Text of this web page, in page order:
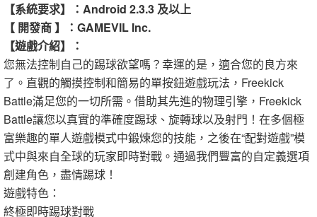
【系統要求】：Android 2.3.3 及以上
【 開發商 】：GAMEVIL Inc.
【遊戲介紹】：
您無法控制自己的踢球欲望嗎？幸運的是，適合您的良方來
了。直觀的觸摸控制和簡易的單按鈕遊戲玩法，Freekick
Battle滿足您的一切所需。借助其先進的物理引擎，Freekick
Battle讓您以真實的準確度踢球、旋轉球以及射門！在多個極
富樂趣的單人遊戲模式中鍛煉您的技能，之後在“配對遊戲”模
式中與來自全球的玩家即時對戰。通過我們豐富的自定義選項
創建角色，盡情踢球！
遊戲特色：
終極即時踢球對戰